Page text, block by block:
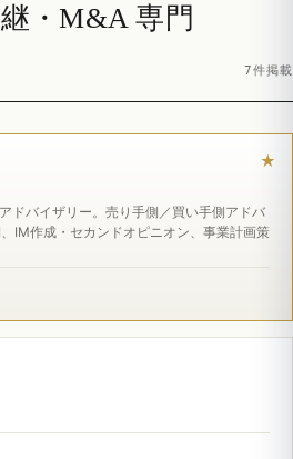
・M&A 専門
7件掲載
ドバイザリー。売り手側／買い手側アドバ
IM作成・セカンドオピニオン、事業計画策